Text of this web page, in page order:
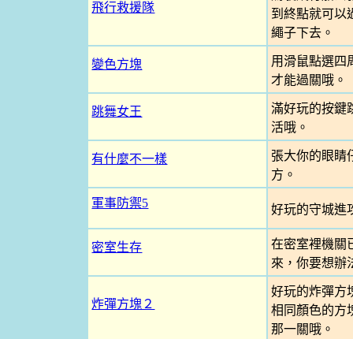
飛行救援隊
到終點就可以
繩子下去。
變色方塊
用滑鼠點選四
才能過關哦。
跳舞女王
滿好玩的按鍵
活哦。
有什麼不一樣
張大你的眼睛
方。
軍事防禦5 好玩的守城進
密室生存
在密室裡機關
來，你要想辦
炸彈方塊２
好玩的炸彈方
相同顏色的方
那一關哦。